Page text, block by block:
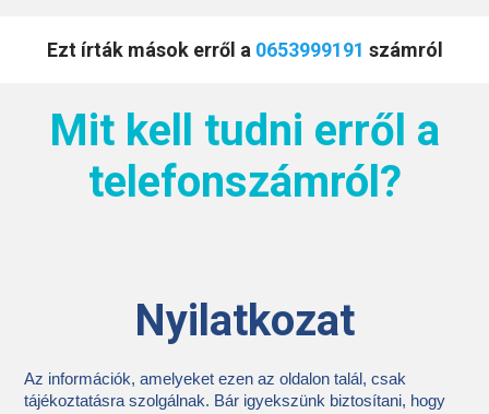
Ezt írták mások erről a 0653999191 számról
Mit kell tudni erről a
telefonszámról?
Nyilatkozat
Az információk, amelyeket ezen az oldalon talál, csak
tájékoztatásra szolgálnak. Bár igyekszünk biztosítani, hogy